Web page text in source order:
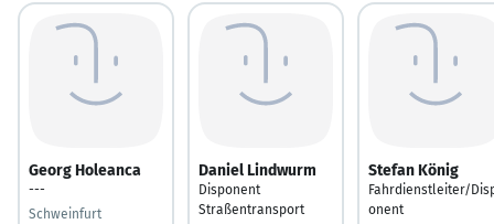
Georg Holeanca
---
Schweinfurt
Daniel Lindwurm
Disponent
Straßentransport
Stefan König
Fahrdienstleiter/
onent